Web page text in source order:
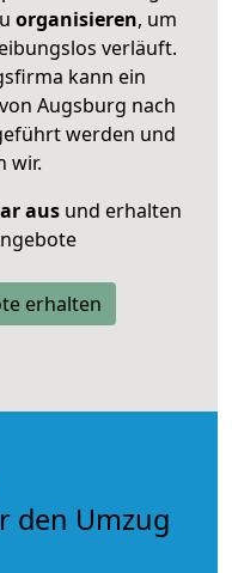
organisieren, um
verläuft.
kann ein
Augsburg nach
werden und
wir.
ausund erhalten
erhalten
den Umzug